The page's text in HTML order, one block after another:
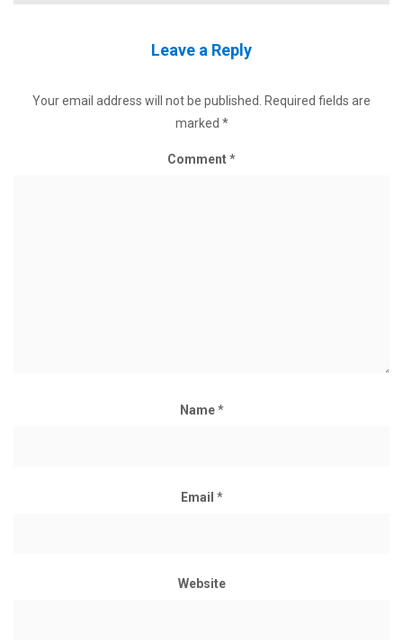
Leave a Reply
Your email address will not be published.
Required fields are
marked *
Comment*
Name*
Email *
Website